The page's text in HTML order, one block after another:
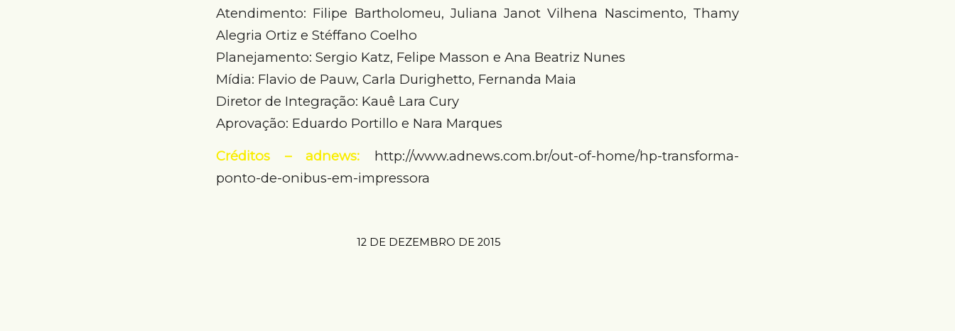
Atendimento: Filipe Bartholomeu, Juliana Janot Vilhena Nascimento, Thamy
Alegria Ortiz e Stéffano Coelho
Planejamento: Sergio Katz, Felipe Masson e Ana Beatriz Nunes
Mídia: Flavio de Pauw, Carla Durighetto, Fernanda Maia
Diretor de Integração: Kauê Lara Cury
Aprovação: Eduardo Portillo e Nara Marques
Créditos – adnews: http://www.adnews.com.br/out-of-home/hp-transforma-
ponto-de-onibus-em-impressora
12 DE DEZEMBRO DE 2015